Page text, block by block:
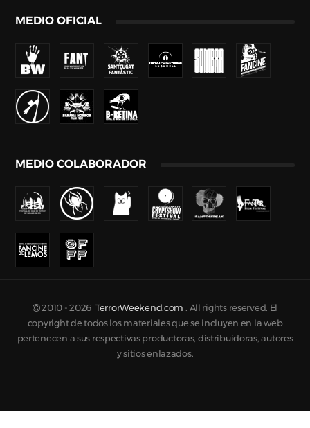
MEDIO OFICIAL
MEDIO COLABORADOR
2010 -2026 TerrorWeekend.com . All rights reserved. El
copyright de todos los materiales que se incluyen en la web
pertenecen a sus respectivas productoras, distribuidoras, autores
y sitios enlazados.